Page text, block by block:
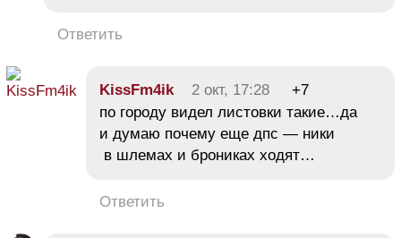
Ответить
KissFm4ik 2 окт, 17:28
+7
по городу видел листовки такие…да
и думаю почему еще дпс — ники
в шлемах и брониках ходят…
Ответить